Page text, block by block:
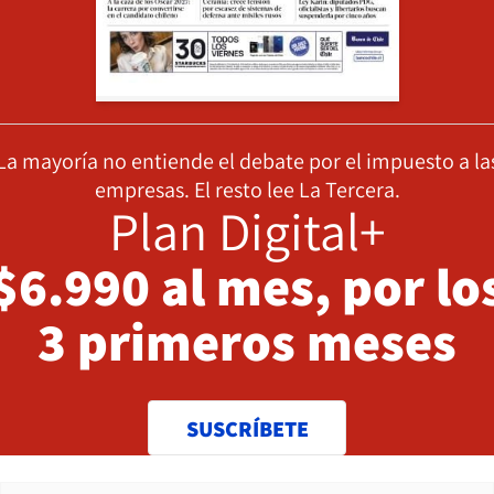
mayoría no entiende el debate por el impuesto a
empresas. El resto lee La Tercera.
Plan Digital+
al mes, por
3 primeros meses
SUSCRÍBETE